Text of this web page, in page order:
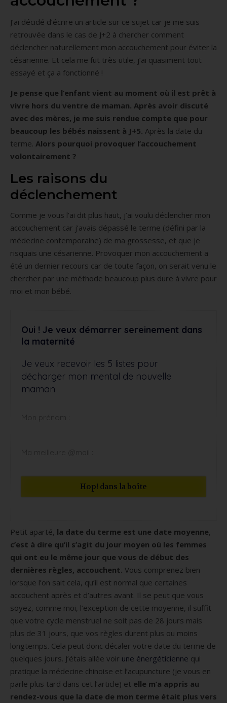
J’ai décidé d’écrire un article sur ce sujet car je me suis
retrouvée dans le cas de J+2 à chercher comment
déclencher naturellement mon accouchement pour éviter la
césarienne. Et cela me fut très utile, j’ai quasiment tout
essayé et ça a fonctionné !
Je pense que l’enfant vient au moment où il est prêt à
vivre hors du ventre de maman. Après avoir discuté
avec des mères, je me suis rendue compte que pour
beaucoup les bébés naissent à J+5. Après la date du
terme. Alors pourquoi provoquer l’accouchement
volontairement ?
Les raisons du
déclenchement
Comme je vous l’ai dit plus haut, j’ai voulu déclencher mon
accouchement car j’avais dépassé le terme (défini par la
médecine contemporaine) de ma grossesse, et que je
risquais une césarienne. Provoquer mon accouchement a
été un dernier recours car de toute façon, on serait venu le
chercher par une méthode beaucoup plus dure à vivre pour
moi et mon bébé.
Oui ! Je veux démarrer sereinement dans
la maternité
Je veux recevoir les 5 listes pour
décharger mon mental de nouvelle
maman
Hop! dans la boîte
Petit aparté, la date du terme est une date moyenne,
c’est à dire qu’il s’agit du jour moyen où les femmes
qui ont eu le même jour que vous de début des
dernières règles, accouchent. Vous comprenez bien
lorsque l’on sait cela, qu’il est normal que certaines
accouchent après et d’autres avant. Il se peut que vous
soyez, comme moi, l’exception de cette moyenne, il suffit
que votre cycle menstruel ne soit pas de 28 jours mais
plus de 31 jours, que vos règles durent plus ou moins
longtemps. Cela peut donc décaler votre date du terme de
quelques jours. J’étais allée voir une énergéticienne qui
pratique la médecine chinoise et l’acupuncture (je vous en
parle plus tard dans cet l’article) et elle m’a appris au
rendez-vous que la date de mon terme était plus vers